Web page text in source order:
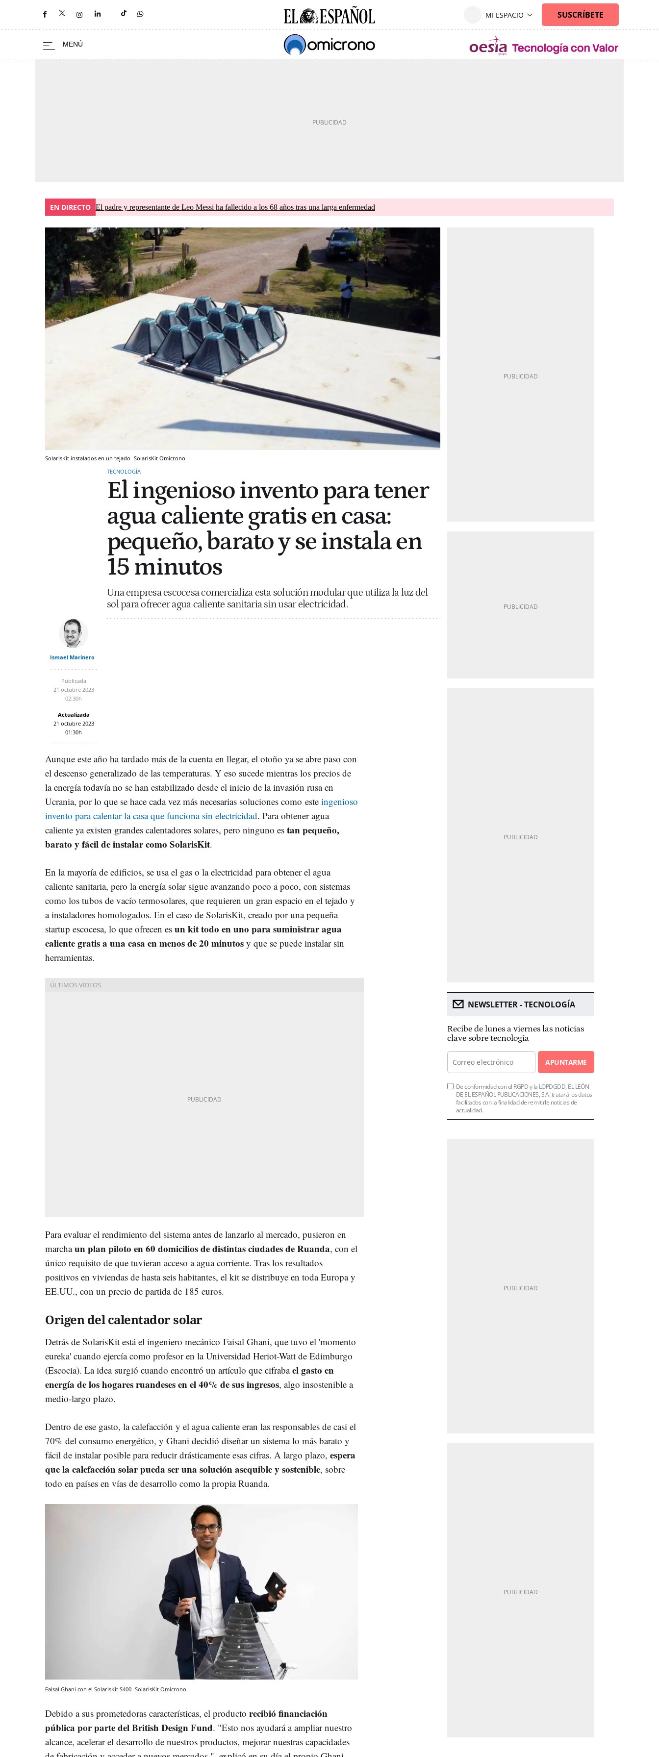
EN DIRECTO El padre y representante de Leo Messi ha fallecido a los 68 años tras una larga enfermedad
SolarisKit instalados en un tejado SolarisKit Omicrono
TECNOLOGÍA
El ingenioso invento para tener
agua caliente gratis en casa:
pequeño, barato y se instala en
15 minutos
Una empresa escocesa comercializa esta solución modular que utiliza la luz del
sol para ofrecer agua caliente sanitaria sin usar electricidad.
Ismael Marinero
Publicada
21 octubre 2023
02:30h
Actualizada
21 octubre 2023
01:30h
Aunque este año ha tardado más de la cuenta en llegar, el otoño ya se abre paso con
el descenso generalizado de las temperaturas. Y eso sucede mientras los precios de
la energía todavía no se han estabilizado desde el inicio de la invasión rusa en
Ucrania, por lo que se hace cada vez más necesarias soluciones como este ingenioso
invento para calentar la casa que funciona sin electricidad. Para obtener agua
caliente ya existen grandes calentadores solares, pero ninguno es tan pequeño,
barato y fácil de instalar como SolarisKit.
En la mayoría de edificios, se usa el gas o la electricidad para obtener el agua
caliente sanitaria, pero la energía solar sigue avanzando poco a poco, con sistemas
como los tubos de vacío termosolares, que requieren un gran espacio en el tejado y
a instaladores homologados. En el caso de SolarisKit, creado por una pequeña
startup escocesa, lo que ofrecen es un kit todo en uno para suministrar agua
caliente gratis a una casa en menos de 20 minutos y que se puede instalar sin
herramientas.
Para evaluar el rendimiento del sistema antes de lanzarlo al mercado, pusieron en
marchaun plan piloto en 60 domicilios de distintas ciudades de Ruanda, con el
único requisito de que tuvieran acceso a agua corriente. Tras los resultados
positivos en viviendas de hasta seis habitantes, el kit se distribuye en toda Europa y
EE.UU., con un precio de partida de 185 euros.
Origen del calentador solar
Detrás de SolarisKit está el ingeniero mecánico Faisal Ghani, que tuvo el 'momento
eureka' cuando ejercía como profesor en la Universidad Heriot-Watt de Edimburgo
(Escocia). La idea surgió cuando encontró un artículo que cifrabael gasto en
energía de los hogares ruandeses en el 40% de sus ingresos, algo insostenible a
medio-largo plazo.
Dentro de ese gasto, la calefacción y el agua caliente eran las responsables de casi el
70% del consumo energético, y Ghani decidió diseñar un sistema lo más barato y
fácil de instalar posible para reducir drásticamente esas cifras. A largo plazo, espera
que la calefacción solar pueda ser una solución asequible y sostenible, sobre
todo en países en vías de desarrollo como la propia Ruanda.
Faisal Ghani con el SolarisKit S400 SolarisKit Omicrono
Debido a sus prometedoras características, el producto recibió financiación
pública por parte del British Design Fund. "Esto nos ayudará a ampliar nuestro
alcance, acelerar el desarrollo de nuestros productos, mejorar nuestras capacidades
NEWSLETTER - TECNOLOGÍA
Recibe de lunes a viernes las noticias
clave sobre tecnología
APUNTARME
De conformidad con el RGPD y la LOPDGDD, EL LEÓN
DE EL ESPAÑOL PUBLICACIONES, S.A. tratará los datos
facilitados con la finalidad de remitirle noticias de
actualidad.